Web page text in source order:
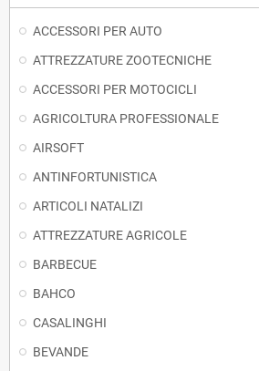
ACCESSORI PER AUTO
ATTREZZATURE ZOOTECNICHE
ACCESSORI PER MOTOCICLI
AGRICOLTURA PROFESSIONALE
AIRSOFT
ANTINFORTUNISTICA
ARTICOLI NATALIZI
ATTREZZATURE AGRICOLE
BARBECUE
BAHCO
CASALINGHI
BEVANDE